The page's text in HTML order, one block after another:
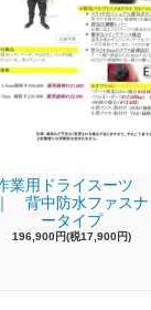
業用ドライスーツ
｜ 背中防水ファスナ
ータイプ
196,900円(税17,900円)